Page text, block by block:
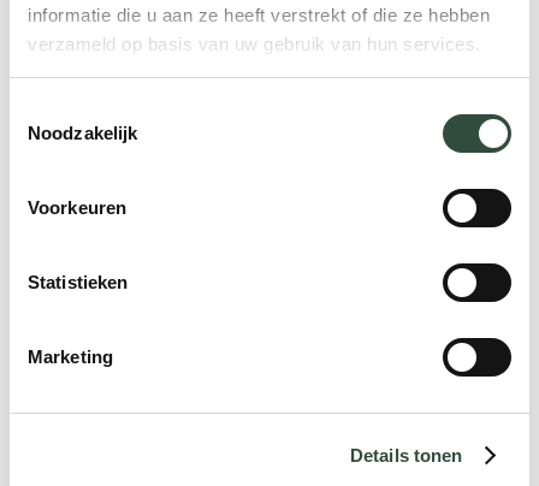
informatie die u aan ze heeft verstrekt of die ze hebben
verzameld op basis van uw gebruik van hun services.
Noodzakelijk
Voorkeuren
Statistieken
Marketing
Details tonen
Kan ik je ergens mee helpen?
Onze
3 dagen